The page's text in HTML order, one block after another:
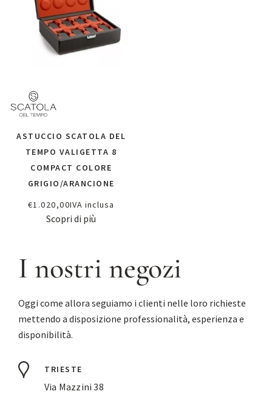
ASTUCCIO SCATOLA DEL
TEMPO VALIGETTA 8
COMPACT COLORE
GRIGIO/ARANCIONE
€1.020,00IVA inclusa
Scopri di più
I nostri negozi
Oggi come allora seguiamo i clienti nelle loro richieste
mettendo a disposizione professionalità, esperienza e
disponibilità.
TRIESTE
Via Mazzini 38